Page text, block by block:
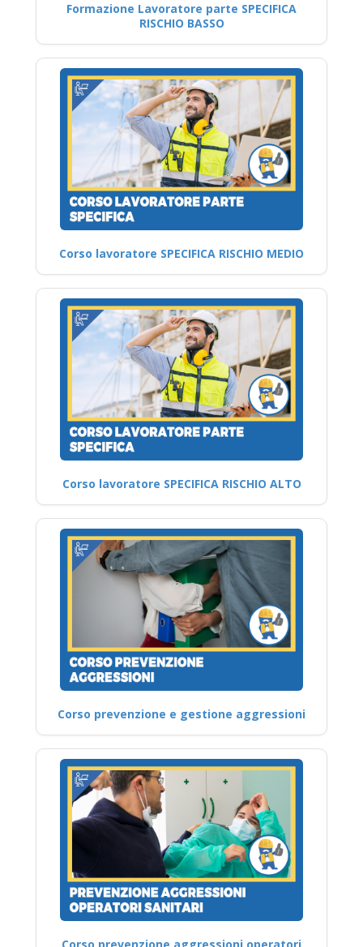
Formazione Lavoratore parte SPECIFICA
RISCHIO BASSO
Corso lavoratore SPECIFICA RISCHIO MEDIO
Corso lavoratore SPECIFICA RISCHIO ALTO
Corso prevenzione e gestione aggressioni